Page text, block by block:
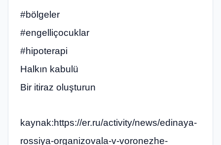
#bölgeler
#engelliçocuklar
#hipoterapi
Halkın kabulü
Bir itiraz oluşturun
kaynak:https://er.ru/activity/news/edinaya-
rossiya-organizovala-v-voronezhe-